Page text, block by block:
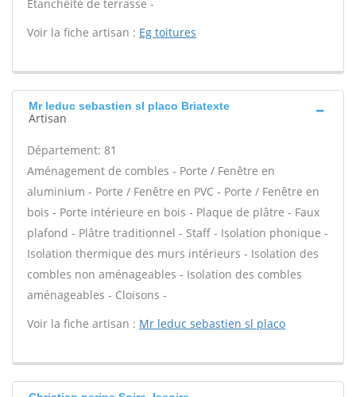
Étanchéité de terrasse -
Voir la fiche artisan : Eg toitures
Mr leduc sebastien sl placo Briatexte
Artisan
Département: 81
Aménagement de combles - Porte / Fenêtre en
aluminium - Porte / Fenêtre en PVC - Porte / Fenêtre en
bois - Porte intérieure en bois - Plaque de plâtre - Faux
plafond - Plâtre traditionnel - Staff - Isolation phonique -
Isolation thermique des murs intérieurs - Isolation des
combles non aménageables - Isolation des combles
aménageables - Cloisons -
Voir la fiche artisan : Mr leduc sebastien sl placo